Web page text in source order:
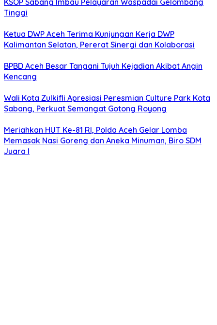
KSOP Sabang Imbau Pelayaran Waspadai Gelombang
Tinggi
Ketua DWP Aceh Terima Kunjungan Kerja DWP
Kalimantan Selatan, Pererat Sinergi dan Kolaborasi
BPBD Aceh Besar Tangani Tujuh Kejadian Akibat Angin
Kencang
Wali Kota Zulkifli Apresiasi Peresmian Culture Park Kota
Sabang, Perkuat Semangat Gotong Royong
Meriahkan HUT Ke-81 RI, Polda Aceh Gelar Lomba
Memasak Nasi Goreng dan Aneka Minuman, Biro SDM
Juara I